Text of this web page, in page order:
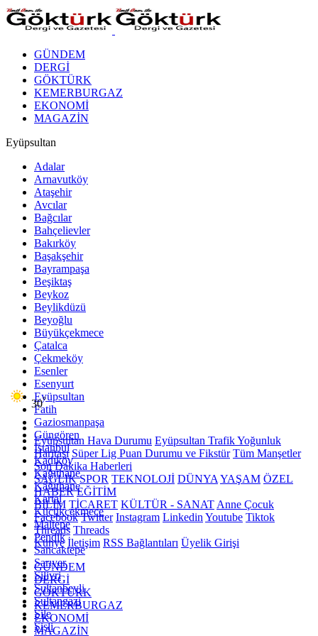
GÜNDEM
DERGİ
GÖKTÜRK
KEMERBURGAZ
EKONOMİ
MAGAZİN
Eyüpsultan
Adalar
Arnavutköy
Ataşehir
Avcılar
Bağcılar
Bahçelievler
Bakırköy
Başakşehir
Bayrampaşa
Beşiktaş
Beykoz
Beylikdüzü
Beyoğlu
Büyükçekmece
Çatalca
Çekmeköy
Esenler
Esenyurt
Eyüpsultan
Fatih
Gaziosmanpaşa
Güngören
Istanbul
Kadıköy
Kağıthane
Kâğıthane
Kartal
Küçükçekmece
Maltepe
Pendik
Sancaktepe
Sarıyer
Silivri
Sultanbeyli
Sultangazi
Şile
Şişli
30°
Eyüpsultan Hava Durumu Eyüpsultan Trafik Yoğunluk
Haritası Süper Lig Puan Durumu ve Fikstür Tüm Manşetler
Son Dakika Haberleri
SAĞLIK SPOR TEKNOLOJİ DÜNYA YAŞAM ÖZEL
HABER EĞİTİM
BİLİM TİCARET KÜLTÜR - SANAT Anne Çocuk
Facebook Twitter Instagram Linkedin Youtube Tiktok
Threads Threads
Künye İletişim RSS Bağlantıları Üyelik Girişi
GÜNDEM
DERGİ
GÖKTÜRK
KEMERBURGAZ
EKONOMİ
MAGAZİN